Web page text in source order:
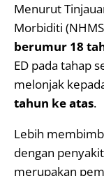
Menurut
Morbiditi
berumur 18
ED pada tahap
melonjak
tahun ke atas.
Lebih
dengan
merupakan